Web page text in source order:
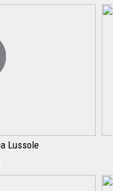
Lussole